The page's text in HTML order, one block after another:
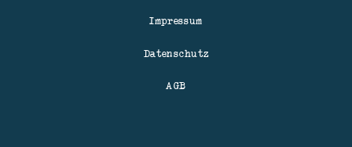
Impressum
Datenschutz
AGB